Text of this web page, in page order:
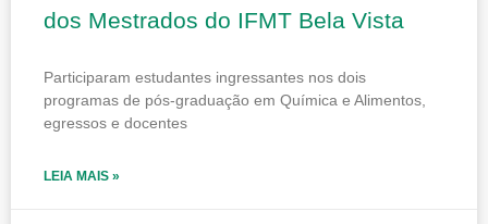
dos Mestrados do IFMT Bela Vista
Participaram estudantes ingressantes nos dois
programas de pós-graduação em Química e Alimentos,
egressos e docentes
LEIA MAIS »